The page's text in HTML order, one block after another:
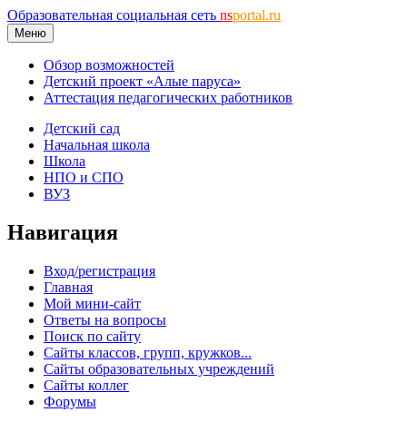
Образовательная социальная сеть nsportal.ru
Меню
Обзор возможностей
Детский проект «Алые паруса»
Аттестация педагогических работников
Детский сад
Начальная школа
Школа
НПО и СПО
ВУЗ
Навигация
Вход/регистрация
Главная
Мой мини-сайт
Ответы на вопросы
Поиск по сайту
Сайты классов, групп, кружков...
Сайты образовательных учреждений
Сайты коллег
Форумы